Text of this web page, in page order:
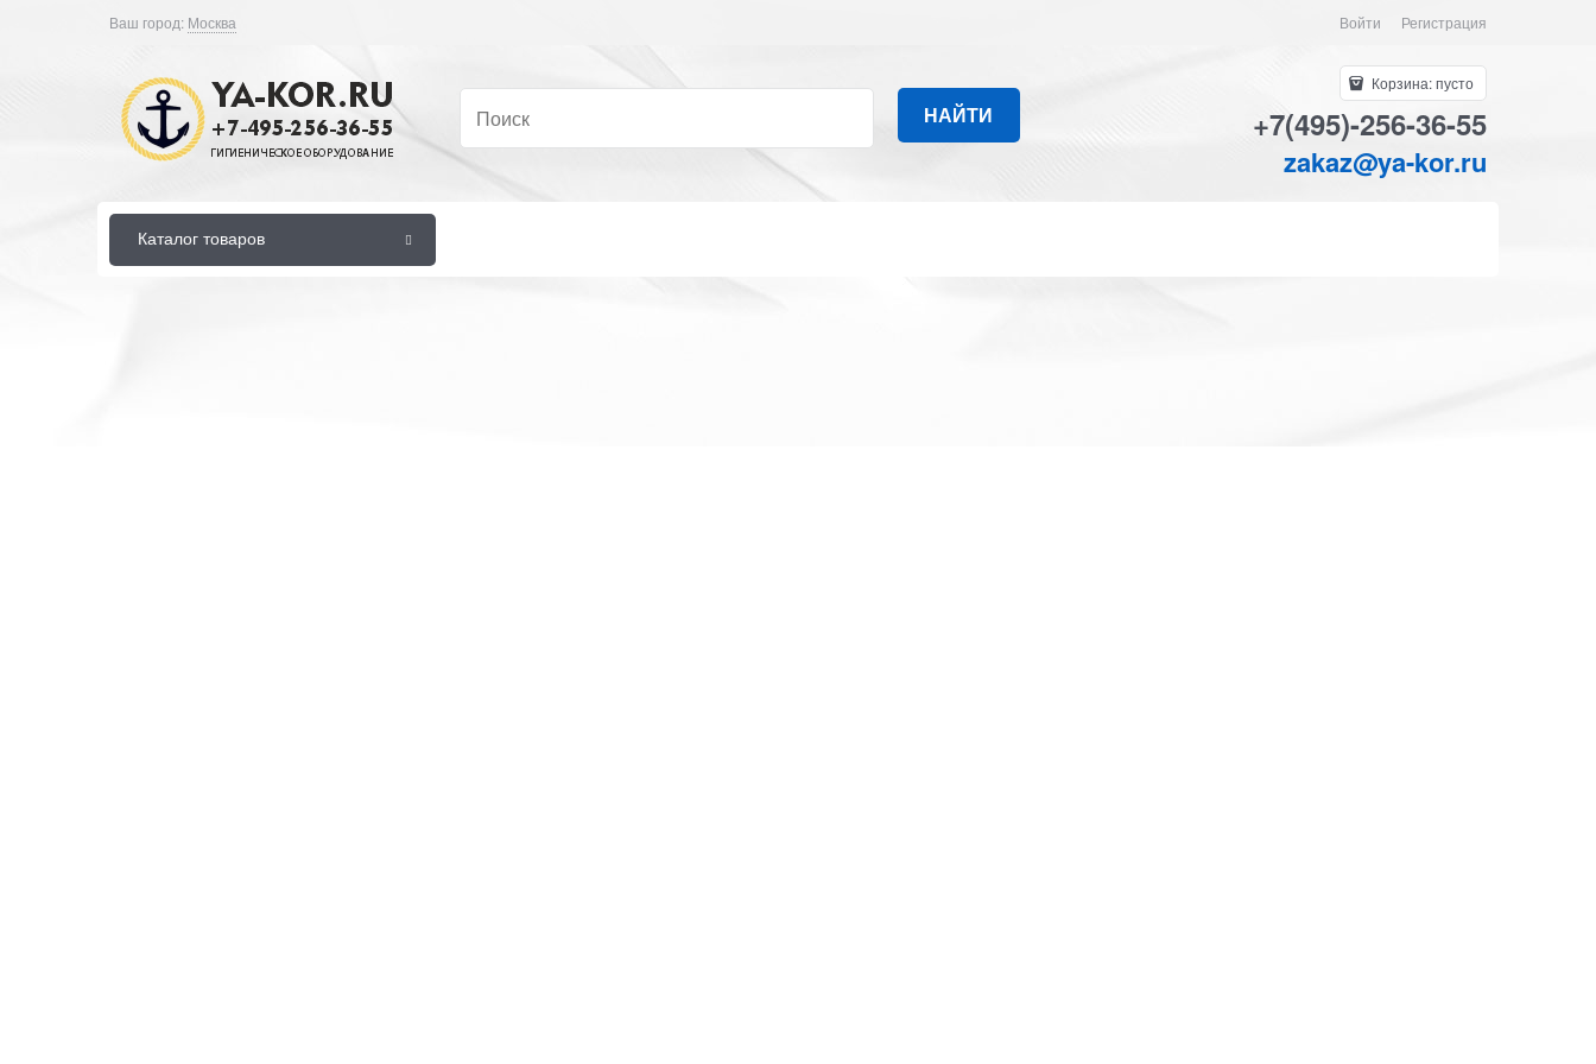
Ваш город: Москва Войти Регистрация
НАЙТИ
Корзина:пусто
+7(495)-256-36-55
zakaz@ya-kor.ru
Каталог товаров